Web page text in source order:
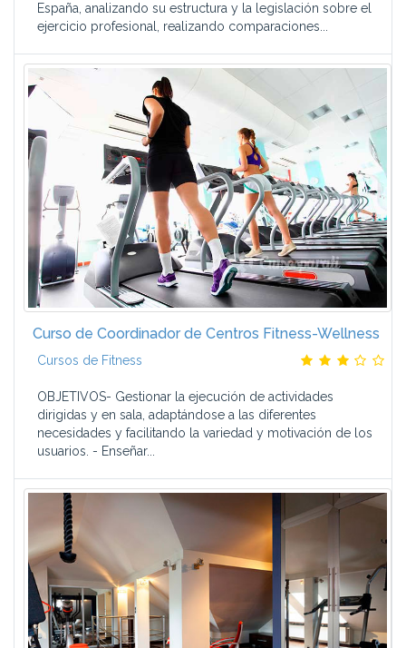
España, analizando su estructura y la legislación sobre el
ejercicio profesional, realizando comparaciones...
Curso de Coordinador de Centros Fitness-Wellness
Cursos de Fitness
OBJETIVOS- Gestionar la ejecución de actividades
dirigidas y en sala, adaptándose a las diferentes
necesidades y facilitando la variedad y motivación de los
usuarios. - Enseñar...